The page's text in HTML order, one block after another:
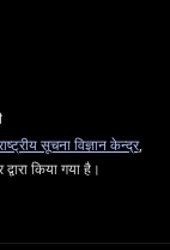
सूचना विज्ञान केन्द्र,
किया गया है।